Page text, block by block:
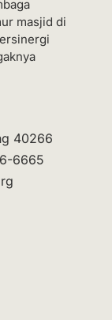
masjid di
40266
6665